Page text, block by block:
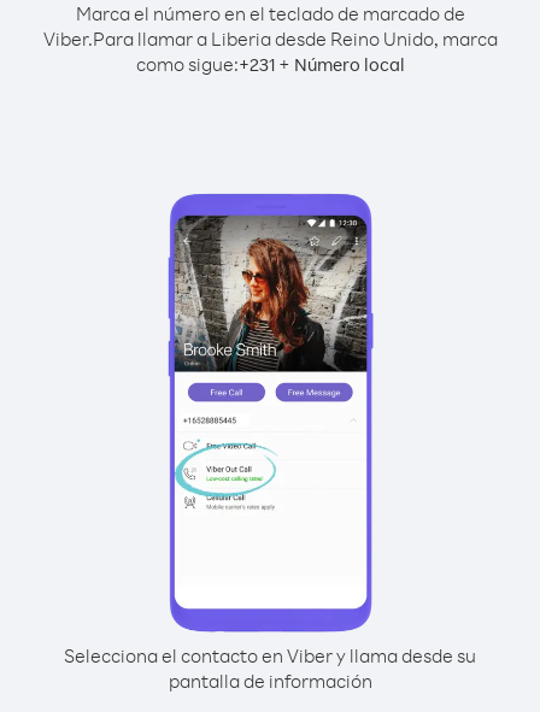
Marca el número en el teclado de marcado de
Viber.Para llamar a Liberia desde Reino Unido, marca
como sigue:+231+ Número local
Selecciona el contacto en Viber y llama desde su
pantalla de información